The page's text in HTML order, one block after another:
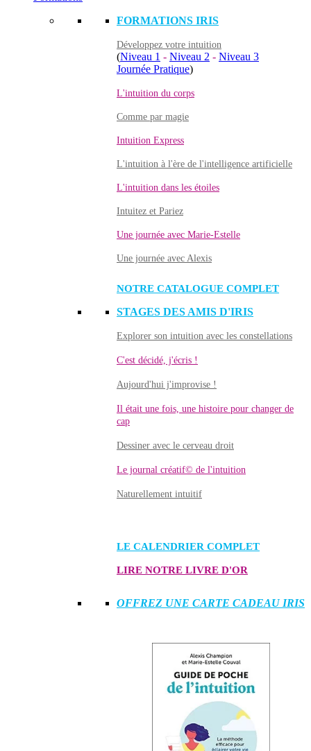
FORMATIONS IRIS
Développez votre intuition
(Niveau 1 - Niveau 2 - Niveau 3
Journée Pratique)
L'intuition du corps
Comme par magie
Intuition Express
L'intuition à l'ère de l'intelligence artificielle
L'intuition dans les étoiles
Intuitez et Pariez
Une journée avec Marie-Estelle
Une journée avec Alexis
NOTRE CATALOGUE COMPLET
STAGES DES AMIS D'IRIS
Explorer son intuition avec les constellations
C'est décidé, j'écris !
Aujourd'hui j'improvise !
Il était une fois, une histoire pour changer de
cap
Dessiner avec le cerveau droit
Le journal créatif© de l'intuition
Naturellement intuitif
LE CALENDRIER COMPLET
LIRE NOTRE LIVRE D'OR
OFFREZ UNE CARTE CADEAU IRIS